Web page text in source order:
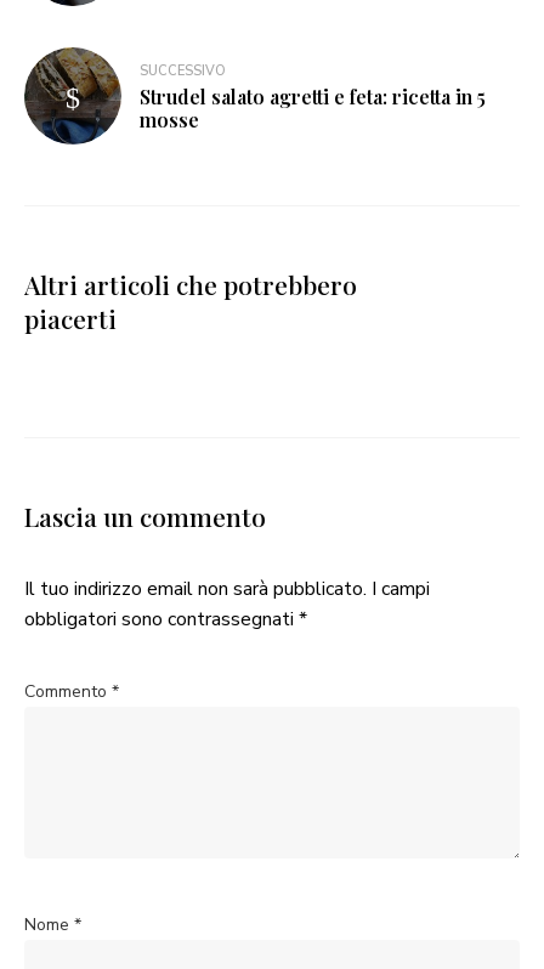
SUCCESSIVO
Strudel salato agretti e feta: ricetta in 5
mosse
Altri articoli che potrebbero
piacerti
Lascia un commento
Il tuo indirizzo email non sarà pubblicato. I campi
obbligatori sono contrassegnati *
Commento *
Nome *